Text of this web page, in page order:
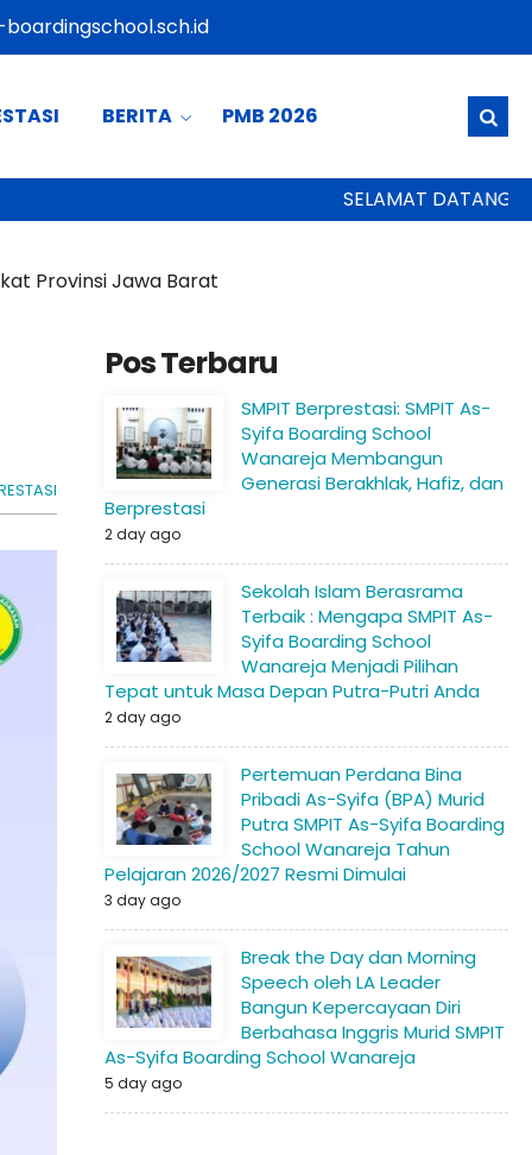
BERITA PMB 2026
SELAMAT DATANG DI
Provinsi Jawa Barat
Pos Terbaru
SMPIT Berprestasi: SMPIT As-
Syifa Boarding School
Wanareja Membangun
Generasi Berakhlak, Hafiz, dan
Berprestasi
2 day ago
Sekolah Islam Berasrama
Terbaik : Mengapa SMPIT As-
Syifa Boarding School
Wanareja Menjadi Pilihan
Tepat untuk Masa Depan Putra-Putri Anda
2 day ago
Pertemuan Perdana Bina
Pribadi As-Syifa (BPA) Murid
Putra SMPIT As-Syifa Boarding
School Wanareja Tahun
Pelajaran 2026/2027 Resmi Dimulai
3 day ago
Break the Day dan Morning
Speech oleh LA Leader
Bangun Kepercayaan Diri
Berbahasa Inggris Murid SMPIT
As-Syifa Boarding School Wanareja
5 day ago